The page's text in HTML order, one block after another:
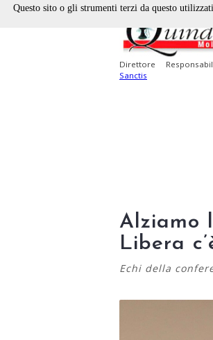
Direttore
Sanctis
Alziamo
Libera
Echi della
Questo sito o gli strumenti terzi da questo